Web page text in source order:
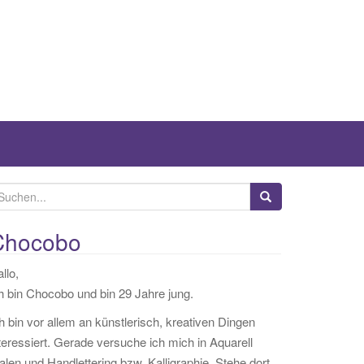
bin Chocobo und bin 29 Jahre jung.
bin vor allem an künstlerisch, kreativen Dingen
Gerade versuche ich mich in Aquarell